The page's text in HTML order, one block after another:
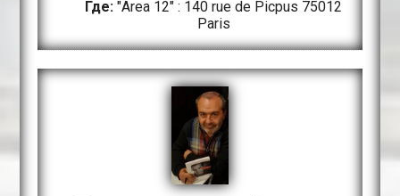
Где: "Area 12" : 140 rue de Picpus 75012
Paris